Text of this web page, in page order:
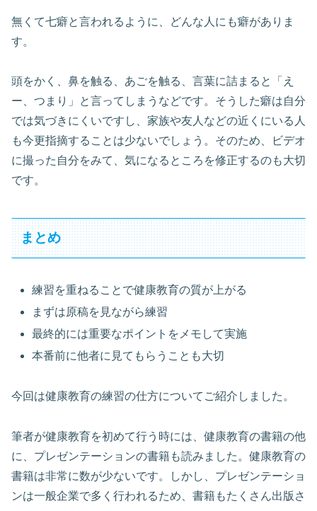
無くて七癖と言われるように、どんな人にも癖がありま
す。
頭をかく、鼻を触る、あごを触る、言葉に詰まると「え
ー、つまり」と言ってしまうなどです。そうした癖は自分
では気づきにくいですし、家族や友人などの近くにいる人
も今更指摘することは少ないでしょう。そのため、ビデオ
に撮った自分をみて、気になるところを修正するのも大切
です。
まとめ
練習を重ねることで健康教育の質が上がる
まずは原稿を見ながら練習
最終的には重要なポイントをメモして実施
本番前に他者に見てもらうことも大切
今回は健康教育の練習の仕方についてご紹介しました。
筆者が健康教育を初めて行う時には、健康教育の書籍の他
に、プレゼンテーションの書籍も読みました。健康教育の
書籍は非常に数が少ないです。しかし、プレゼンテーショ
ンは一般企業で多く行われるため、書籍もたくさん出版さ